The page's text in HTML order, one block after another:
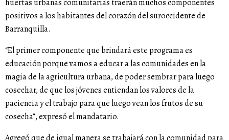
huertas urbanas comunitarias traerán muchos componentes
positivos a los habitantes del corazón del suroccidente de
Barranquilla.
“El primer componente que brindará este programa es
educación porque vamos a educar a las comunidades en la
magia de la agricultura urbana, de poder sembrar para luego
cosechar, de que los jóvenes entiendan los valores de la
paciencia y el trabajo para que luego vean los frutos de su
cosecha”, expresó el mandatario.